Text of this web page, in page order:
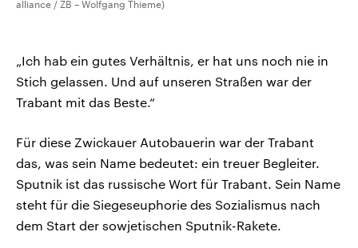
alliance / ZB – Wolfgang Thieme)
„Ich hab ein gutes Verhältnis, er hat uns noch nie in
Stich gelassen. Und auf unseren Straßen war der
Trabant mit das Beste.“
Für diese Zwickauer Autobauerin war der Trabant
das, was sein Name bedeutet: ein treuer Begleiter.
Sputnik ist das russische Wort für Trabant. Sein Name
steht für die Siegeseuphorie des Sozialismus nach
dem Start der sowjetischen Sputnik-Rakete.